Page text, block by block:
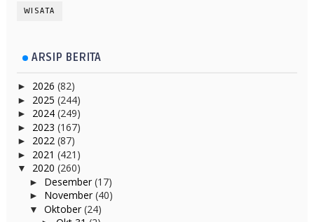
WISATA
ARSIP BERITA
► 2026 (82)
► 2025 (244)
► 2024 (249)
► 2023 (167)
► 2022 (87)
► 2021 (421)
▼ 2020 (260)
► Desember(17)
► November(40)
▼ Oktober(24)